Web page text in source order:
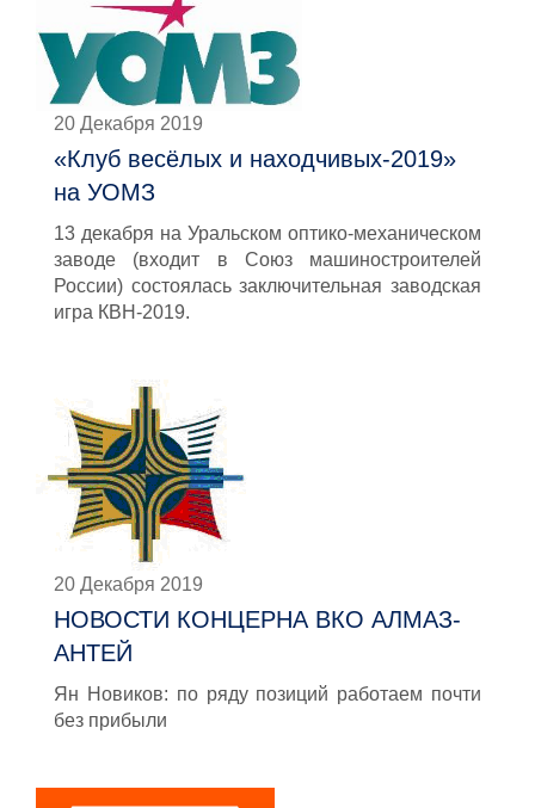
20 Декабря 2019
«Клуб весёлых и находчивых-2019»
на УОМЗ
13 декабря на Уральском оптико-механическом
заводе (входит в Союз машиностроителей
России) состоялась заключительная заводская
игра КВН-2019.
20 Декабря 2019
НОВОСТИ КОНЦЕРНА ВКО АЛМАЗ-
АНТЕЙ
Ян Новиков: по ряду позиций работаем почти
без прибыли